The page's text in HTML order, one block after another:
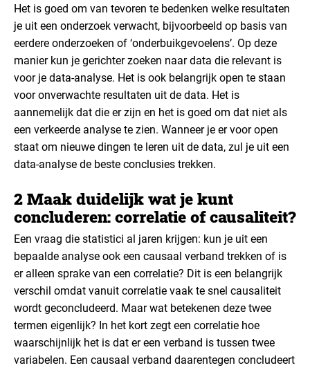
Het is goed om van tevoren te bedenken welke resultaten
je uit een onderzoek verwacht, bijvoorbeeld op basis van
eerdere onderzoeken of ‘onderbuikgevoelens’. Op deze
manier kun je gerichter zoeken naar data die relevant is
voor je data-analyse. Het is ook belangrijk open te staan
voor onverwachte resultaten uit de data. Het is
aannemelijk dat die er zijn en het is goed om dat niet als
een verkeerde analyse te zien. Wanneer je er voor open
staat om nieuwe dingen te leren uit de data, zul je uit een
data-analyse de beste conclusies trekken.
2 Maak duidelijk wat je kunt
concluderen: correlatie of causaliteit?
Een vraag die statistici al jaren krijgen: kun je uit een
bepaalde analyse ook een causaal verband trekken of is
er alleen sprake van een correlatie? Dit is een belangrijk
verschil omdat vanuit correlatie vaak te snel causaliteit
wordt geconcludeerd. Maar wat betekenen deze twee
termen eigenlijk? In het kort zegt een correlatie hoe
waarschijnlijk het is dat er een verband is tussen twee
variabelen. Een causaal verband daarentegen concludeert